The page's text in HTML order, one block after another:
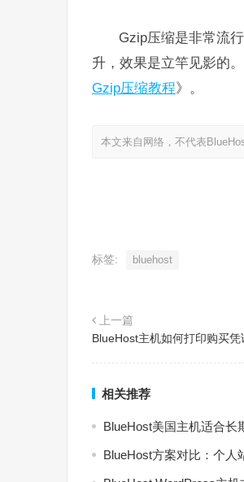
Gzip压缩是非常流
升，效果是立竿见影的
Gzip压缩教程》。
本文来自网络，不代表
标签: bluehost
上一篇
BlueHost主机如何打印购买凭
相关推荐
BlueHost美国主机适合长
BlueHost方案对比：个人